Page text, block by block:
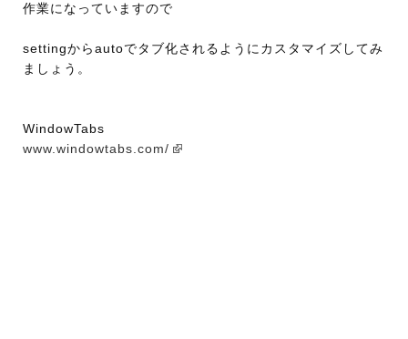
作業になっていますので
settingからautoでタブ化されるようにカスタマイズしてみ
ましょう。
WindowTabs
www.windowtabs.com/